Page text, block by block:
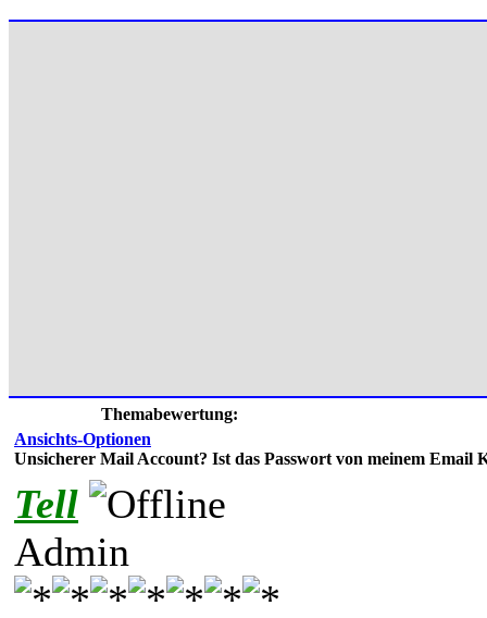
Themabewertung:
Ansichts-Optionen
Unsicherer Mail Account? Ist das Passwort von meinem Email
Tell
Admin